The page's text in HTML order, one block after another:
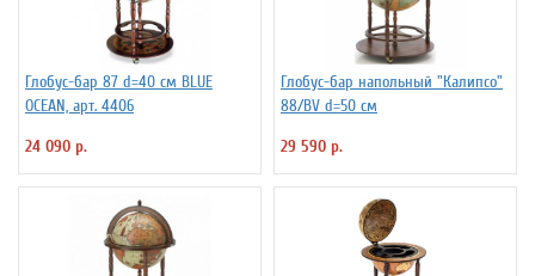
Глобус-бар 87 d=40 см BLUE
OCEAN, арт. 4406
24 090 р.
Глобус-бар напольный "Калипсо"
88/BV d=50 см
29 590 р.